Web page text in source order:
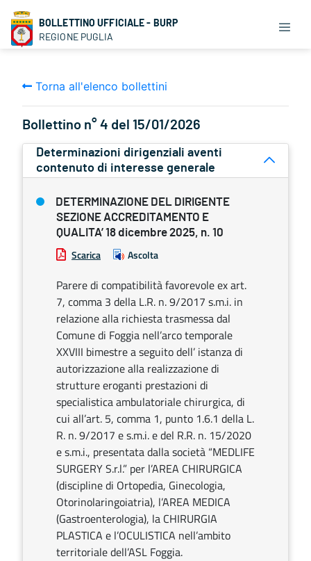
BOLLETTINO UFFICIALE - BURP
REGIONE PUGLIA
Torna all'elenco bollettini
Bollettino n° 4 del 15/01/2026
Determinazioni dirigenziali aventi
contenuto di interesse generale
DETERMINAZIONE DEL DIRIGENTE
SEZIONE ACCREDITAMENTO E
QUALITA’ 18 dicembre 2025, n. 10
Scarica Ascolta
Parere di compatibilità favorevole ex art.
7, comma 3 della L.R. n. 9/2017 s.m.i. in
relazione alla richiesta trasmessa dal
Comune di Foggia nell’arco temporale
XXVIII bimestre a seguito dell’ istanza di
autorizzazione alla realizzazione di
strutture eroganti prestazioni di
specialistica ambulatoriale chirurgica, di
cui all’art. 5, comma 1, punto 1.6.1 della L.
R. n. 9/2017 e s.m.i. e del R.R. n. 15/2020
e s.m.i., presentata dalla società “MEDLIFE
SURGERY S.r.l.” per l’AREA CHIRURGICA
(discipline di Ortopedia, Ginecologia,
Otorinolaringoiatria), l’AREA MEDICA
(Gastroenterologia), la CHIRURGIA
PLASTICA e l’OCULISTICA nell’ambito
territoriale dell’ASL Foggia.